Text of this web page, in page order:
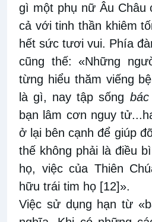
gì một phụ nữ Âu Châu
cả với tinh thần khiêm
hết sức tươi vui. Phía
cũng thế: «Những
từng hiểu thăm viếng
là gì, nay tập sống
bạn lâm cơn nguy
ở lại bên cạnh để giúp
thế không phải là điều
họ, việc của Thiên
hữu trái tim họ [12]».
Việc sử dụng hạn từ